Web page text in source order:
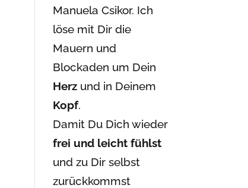
Manuela Csikor. Ich
löse mit Dir die
Mauern und
Blockaden um Dein
Herz und in Deinem
Kopf.
Damit Du Dich wieder
frei und leicht fühlst
und zu Dir selbst
zurückkommst